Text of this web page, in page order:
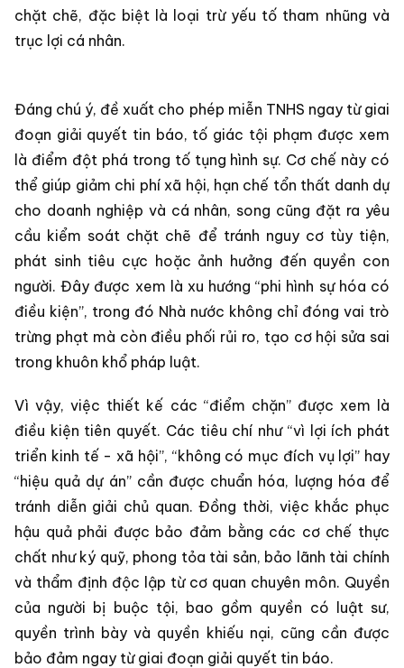
chặt chẽ, đặc biệt là loại trừ yếu tố tham nhũng và
trục lợi cá nhân.
Đáng chú ý, đề xuất cho phép miễn TNHS ngay từ giai
đoạn giải quyết tin báo, tố giác tội phạm được xem
là điểm đột phá trong tố tụng hình sự. Cơ chế này có
thể giúp giảm chi phí xã hội, hạn chế tổn thất danh dự
cho doanh nghiệp và cá nhân, song cũng đặt ra yêu
cầu kiểm soát chặt chẽ để tránh nguy cơ tùy tiện,
phát sinh tiêu cực hoặc ảnh hưởng đến quyền con
người. Đây được xem là xu hướng “phi hình sự hóa có
điều kiện”, trong đó Nhà nước không chỉ đóng vai trò
trừng phạt mà còn điều phối rủi ro, tạo cơ hội sửa sai
trong khuôn khổ pháp luật.
Vì vậy, việc thiết kế các “điểm chặn” được xem là
điều kiện tiên quyết. Các tiêu chí như “vì lợi ích phát
triển kinh tế - xã hội”, “không có mục đích vụ lợi” hay
“hiệu quả dự án” cần được chuẩn hóa, lượng hóa để
tránh diễn giải chủ quan. Đồng thời, việc khắc phục
hậu quả phải được bảo đảm bằng các cơ chế thực
chất như ký quỹ, phong tỏa tài sản, bảo lãnh tài chính
và thẩm định độc lập từ cơ quan chuyên môn. Quyền
của người bị buộc tội, bao gồm quyền có luật sư,
quyền trình bày và quyền khiếu nại, cũng cần được
bảo đảm ngay từ giai đoạn giải quyết tin báo.